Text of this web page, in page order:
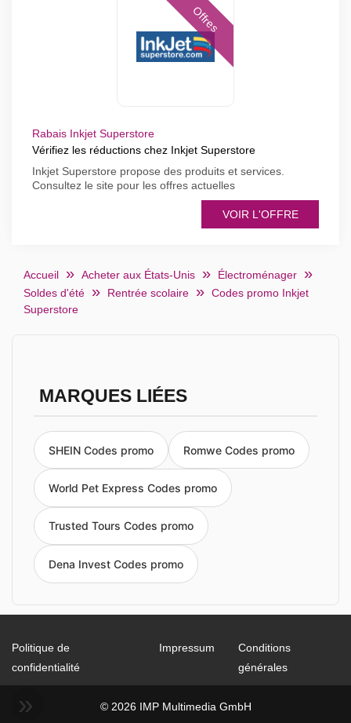
Offres
Rabais Inkjet Superstore
Vérifiez les réductions chez Inkjet Superstore
Inkjet Superstore propose des produits et services.
Consultez le site pour les offres actuelles
VOIR L'OFFRE
Accueil Acheter aux États-Unis
Électroménager
Soldes d'été
Rentrée scolaire
Codes promo Inkjet
Superstore
MARQUES LIÉES
SHEIN Codes promo Romwe Codes promo
World Pet Express Codes promo
Trusted Tours Codes promo
Dena Invest Codes promo
Politique de
confidentialité
Impressum
Conditions
générales
© 2026 IMP Multimedia GmbH